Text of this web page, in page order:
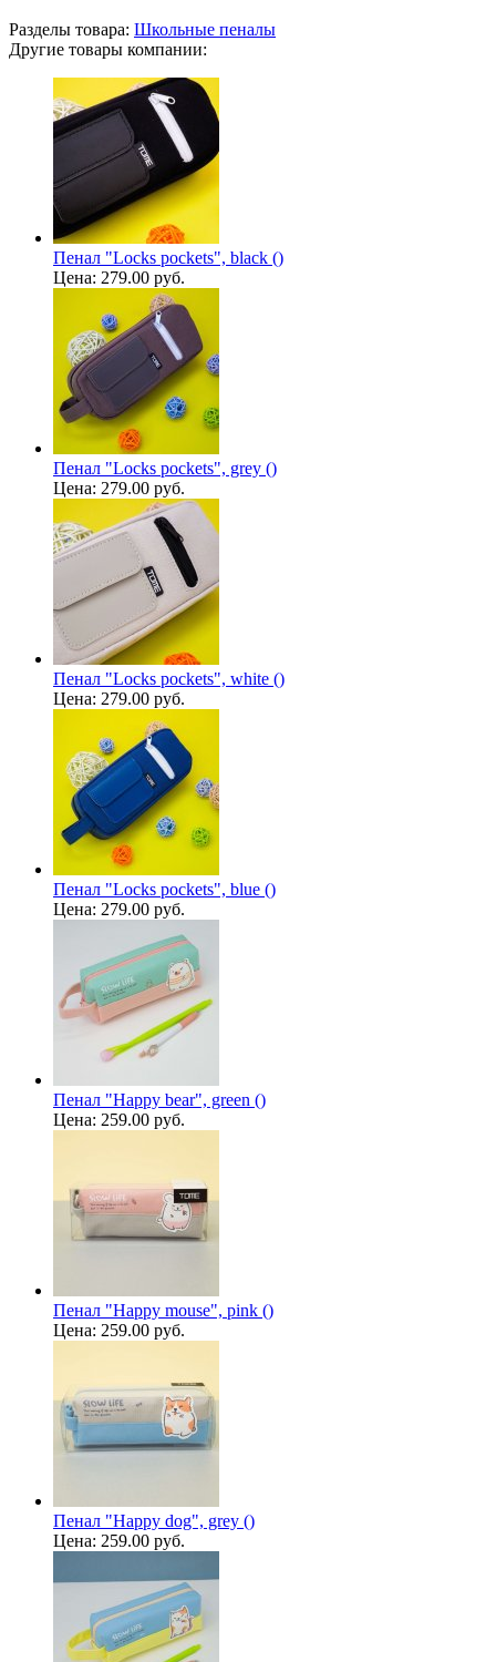
Разделы товара: Школьные пеналы
Другие товары компании:
Пенал "Locks pockets", black ()
Цена: 279.00 руб.
Пенал "Locks pockets", grey ()
Цена: 279.00 руб.
Пенал "Locks pockets", white ()
Цена: 279.00 руб.
Пенал "Locks pockets", blue ()
Цена: 279.00 руб.
Пенал "Happy bear", green ()
Цена: 259.00 руб.
Пенал "Happy mouse", pink ()
Цена: 259.00 руб.
Пенал "Happy dog", grey ()
Цена: 259.00 руб.